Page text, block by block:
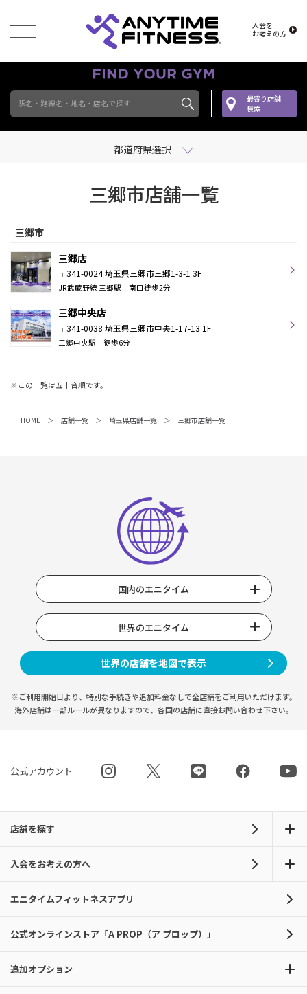
入会を
お考えの方
駅名・路線名・地名・店名で探す
最寄り店舗
検索
都道府県選択
三郷市店舗一覧
三郷市
三郷店
〒341-0024 埼玉県三郷市三郷1-3-1 3F
JR武蔵野線 三郷駅 南口徒歩2分
三郷中央店
〒341-0038 埼玉県三郷市中央1-17-13 1F
三郷中央駅 徒歩6分
※この一覧は五十音順です。
HOME 店舗一覧 埼玉県店舗一覧 三郷市店舗一覧
国内のエニタイム
世界のエニタイム
世界の店舗を地図で表示
※ご利用開始日より、特別な手続きや追加料金なしで全店舗をご利用いただけます。
海外店舗は一部ルールが異なりますので、 各国の店舗に直接お問い合わせ下さい。
公式アカウント
店舗を探す
入会をお考えの方へ
エニタイムフィットネスアプリ
公式オンラインストア「A PROP（ア プロップ）」
追加オプション